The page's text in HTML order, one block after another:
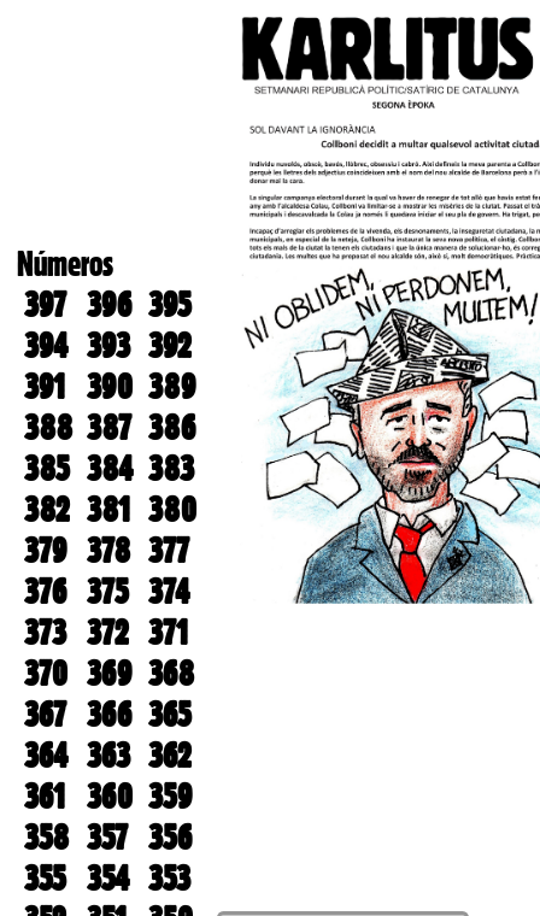
Números
397 396 395
394 393 392
391 390 389
388 387 386
385 384 383
382 381 380
379 378 377
376 375 374
373 372 371
370 369 368
367 366 365
364 363 362
361 360 359
358 357 356
355 354 353